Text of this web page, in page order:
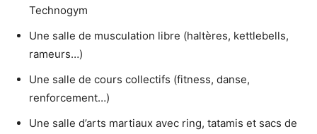
Technogym
Une salle de musculation libre (haltères, kettlebells,
rameurs…)
Une salle de cours collectifs (fitness, danse,
renforcement…)
Une salle d’arts martiaux avec ring, tatamis et sacs de